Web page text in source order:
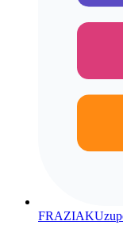
FRAZIAK